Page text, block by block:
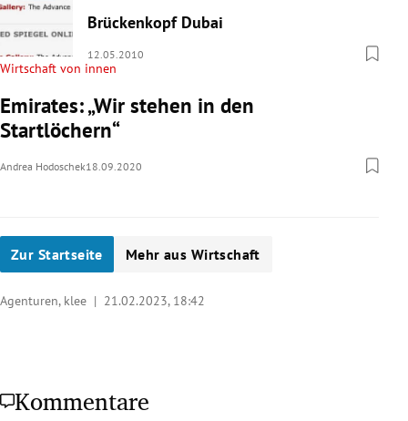
Brückenkopf Dubai
12.05.2010
Wirtschaft von innen
Emirates: „Wir stehen in den
Startlöchern“
Andrea Hodoschek18.09.2020
Zur Startseite Mehr aus Wirtschaft
Agenturen, klee | 21.02.2023, 18:42
Kommentare